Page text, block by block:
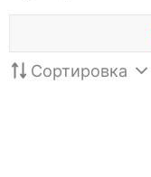
Сортировка